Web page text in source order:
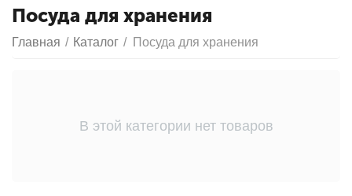
Посуда для хранения
Главная / Каталог / Посуда для хранения
В этой категории нет товаров